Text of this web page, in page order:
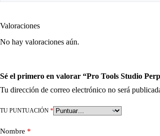
Valoraciones
No hay valoraciones aún.
Sé el primero en valorar “Pro Tools Studio
Tu dirección de correo electrónico no será
TU PUNTUACIÓN *
Nombre *